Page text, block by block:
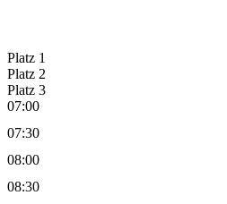
Platz 1
Platz 2
Platz 3
07:00
07:30
08:00
08:30